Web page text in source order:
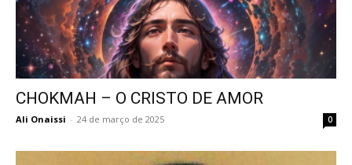
CHOKMAH – O CRISTO DE AMOR
Ali Onaissi - 24 de março de 2025 0